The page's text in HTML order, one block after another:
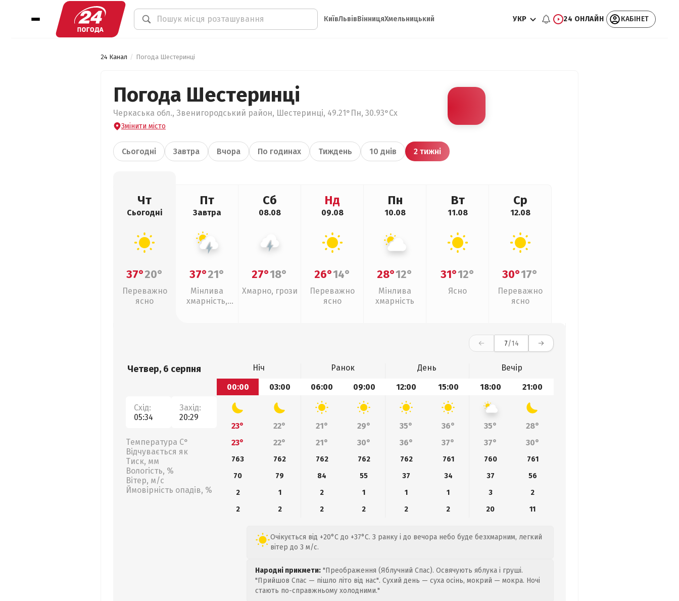
КиївЛьвівВінницяХмельницький УКР 24 ОНЛАЙН КАБІНЕТ
24 Канал Погода Шестеринці
Погода Шестеринці
Черкаська обл., Звенигородський район, Шестеринці, 49.21°Пн, 30.93°Сх
Змінити місто
Сьогодні Завтра Вчора По годинах Тиждень 10 днів 2 тижні
Чт
Сьогодні
37°20°
Переважно
ясно
Пт
Завтра
37°21°
Мінлива
хмарність,
Сб
08.08
27°18°
Хмарно, грози
Нд
09.08
26°14°
Переважно
ясно
Пн
10.08
28°12°
Мінлива
хмарність
Вт
11.08
31°12°
Ясно
Ср
12.08
30°17°
Переважно
ясно
7/14
Четвер, 6 серпня
Схід:
05:34
Захід:
20:29
Температура С°
Відчувається як
Тиск, мм
Вологість, %
Вітер, м/с
Ймовірність опадів, %
Ніч Ранок День
Вечір
00:00
03:00 06:00 09:00 12:00 15:00 18:00 21:00
23° 22° 21° 29° 35° 36° 35°
28°
23°
22° 21° 30° 36° 37° 37° 30°
763 762 762 762 762 761 760
761
70
79 84 55 37 34 37
56
2
1 2 1 1 1 3
2
2
2 2 2 2 2 20 11
Очікується від +20°C до +37°C. З ранку і до вечора небо буде безхмарним, легкий
вітер до 3 м/с.
Народні прикмети: "Преображення (Яблучний Спас). Освячують яблука і груші.
"Прийшов Спас — пішло літо від нас". Сухий день — суха осінь, мокрий — мокра. Ночі
стають по-справжньому холодними."